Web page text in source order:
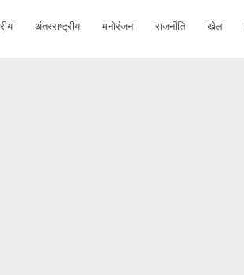
अंतरराष्ट्रीय मनोरंजन राजनीति खेल